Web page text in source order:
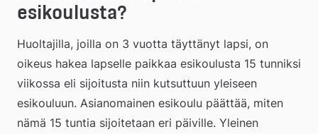
esikoulusta?
Huoltajilla, joilla on 3 vuotta täyttänyt lapsi, on
oikeus hakea lapselle paikkaa esikoulusta 15 tunniksi
viikossa eli sijoitusta niin kutsuttuun yleiseen
esikouluun. Asianomainen esikoulu päättää, miten
nämä 15 tuntia sijoitetaan eri päiville. Yleinen